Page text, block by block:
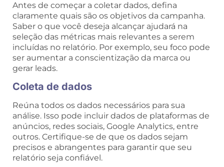
Antes de começar a coletar dados, defina
claramente quais são os objetivos da campanha.
Saber o que você deseja alcançar ajudará na
seleção das métricas mais relevantes a serem
incluídas no relatório. Por exemplo, seu foco pode
ser aumentar a conscientização da marca ou
gerar leads.
Coleta de dados
Reúna todos os dados necessários para sua
análise. Isso pode incluir dados de plataformas de
anúncios, redes sociais, Google Analytics, entre
outros. Certifique-se de que os dados sejam
precisos e abrangentes para garantir que seu
relatório seja confiável.